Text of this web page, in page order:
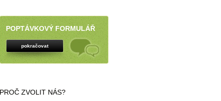
POPTÁVKOVÝ FORMULÁŘ
pokračovat
PROČ ZVOLIT NÁS?